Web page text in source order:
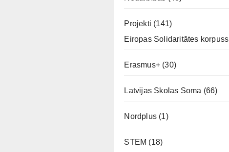
Projekti (141)
Eiropas Solidaritātes korpuss
Erasmus+(30)
Latvijas Skolas Soma (66)
Nordplus(1)
STEM (18)